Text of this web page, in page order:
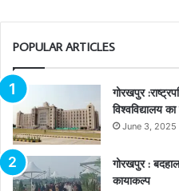
POPULAR ARTICLES
गोरखपुर
विश्वविद्यालय
June 3, 2025
गोरखपुर :
कायाकल्प